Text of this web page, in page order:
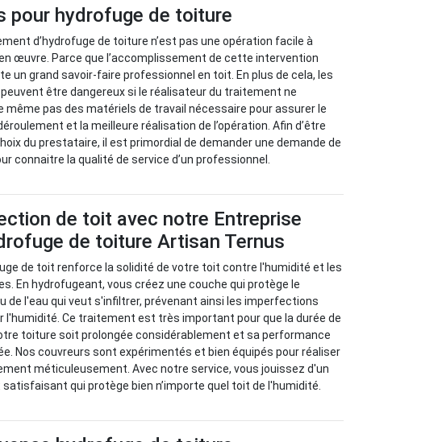
pour hydrofuge de toiture
d’hydrofuge de toiture n’est pas une opération facile à
œuvre. Parce que l’accomplissement de cette intervention
un grand savoir-faire professionnel en toit. En plus de cela, les
être dangereux si le réalisateur du traitement ne
même pas des matériels de travail nécessaire pour assurer le
et la meilleure réalisation de l’opération. Afin d’être
du prestataire, il est primordial de demander une demande de
connaitre la qualité de service d’un professionnel.
de toit avec notre Entreprise
de toiture Artisan Ternus
de toit renforce la solidité de votre toit contre l'humidité et les
En hydrofugeant, vous créez une couche qui protège le
de l'eau qui veut s'infiltrer, prévenant ainsi les imperfections
l'humidité. Ce traitement est très important pour que la durée de
toiture soit prolongée considérablement et sa performance
Nos couvreurs sont expérimentés et bien équipés pour réaliser
méticuleusement. Avec notre service, vous jouissez d'un
qui protège bien n’importe quel toit de l'humidité.